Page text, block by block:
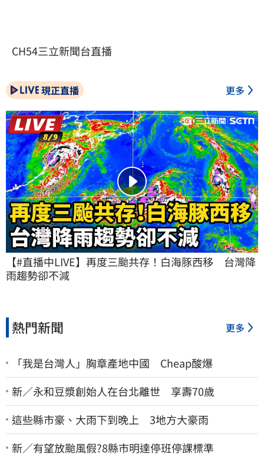
CH54三立新聞台直播
現正直播 更多
【#直播中LIVE】再度三颱共存！白海豚西移　台灣降
雨趨勢卻不減
熱門新聞 更多
「我是台灣人」胸章產地中國 Cheap酸爆
新／永和豆漿創始人在台北離世 享壽70歲
這些縣市豪、大雨下到晚上 3地方大豪雨
新／有望放颱風假?8縣市明達停班停課標準